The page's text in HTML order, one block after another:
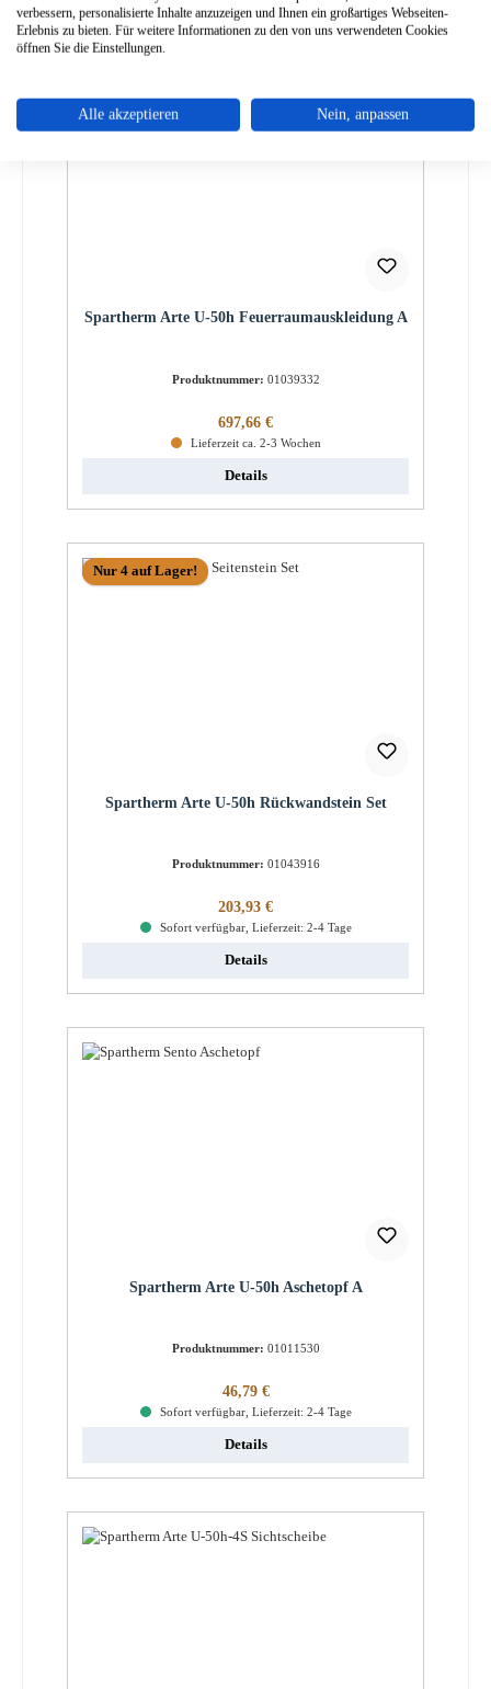
Spartherm Arte U-50h Feuerraumauskleidung A
Produktnummer: 01039332
Regulärer Preis:
697,66 €
Lieferzeit ca. 2-3 Wochen
Details
Nur 4 auf Lager!
Spartherm Arte U-50h Rückwandstein Set
Produktnummer: 01043916
Regulärer Preis:
203,93 €
Sofort verfügbar, Lieferzeit: 2-4 Tage
Details
Spartherm Arte U-50h Aschetopf A
Produktnummer: 01011530
Regulärer Preis:
46,79 €
Sofort verfügbar, Lieferzeit: 2-4 Tage
Details
verbessern, personalisierte Inhalte anzuzeigen und Ihnen ein großartiges Webseiten-
Erlebnis zu bieten. Für weitere Informationen zu den von uns verwendeten Cookies
öffnen Sie die Einstellungen.
Alle akzeptieren Nein, anpassen